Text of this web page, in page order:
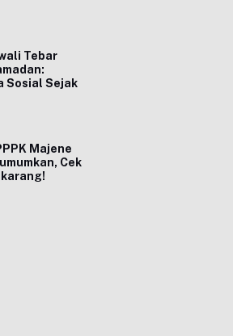
Tebar
Sosial Sejak
Majene
Cek